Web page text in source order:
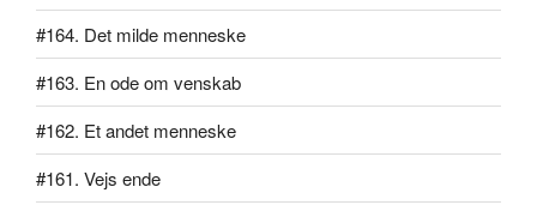
#164. Det milde menneske
#163. En ode om venskab
#162. Et andet menneske
#161. Vejs ende